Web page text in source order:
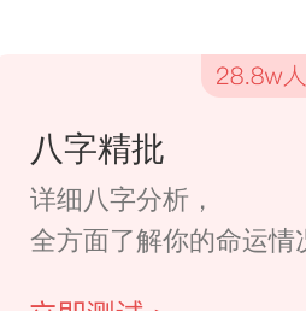
八字精批
详细八字分析，
全方面了解你的命运情